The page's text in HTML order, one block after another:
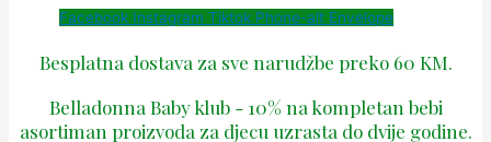
Facebook Instagram Tiktok Phone-alt Envelope
Besplatna dostava za sve narudžbe preko 60 KM.
Belladonna Baby klub - 10% na kompletan bebi
asortiman proizvoda za djecu uzrasta do dvije godine.